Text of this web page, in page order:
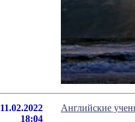
11.02.2022
18:04
Английские